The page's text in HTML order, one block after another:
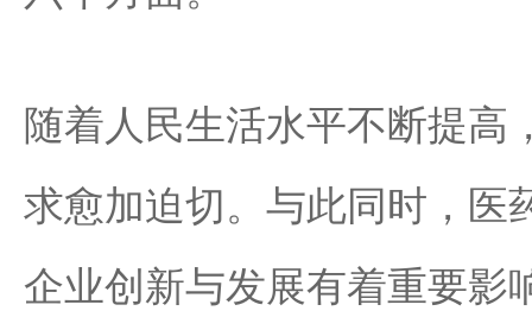
随着人民生活水平不断提高
求愈加迫切。与此同时，医
企业创新与发展有着重要影